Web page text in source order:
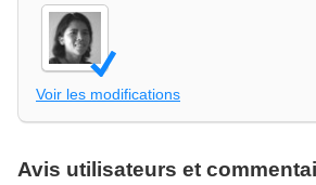
Voir les modifications
Avis utilisateurs et